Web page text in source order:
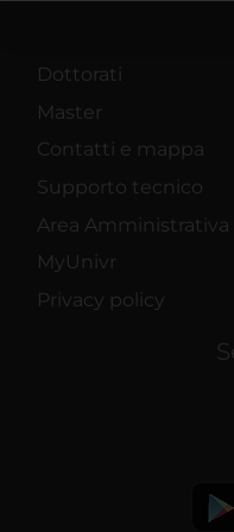
Dottorati
Master
Contatti e mappa
Supporto tecnico
Area Amministrativa
MyUnivr
Privacy policy